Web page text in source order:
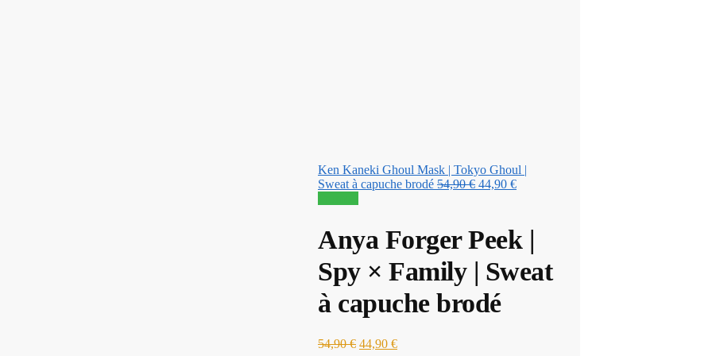
Ken Kaneki Ghoul Mask | Tokyo Ghoul |
Sweat à capuche brodé 54,90€ Le
54,90 €.
44,90 €Le
44,90 €.
Anya Forger Peek |
Spy × Family | Sweat
à capuche brodé
54,90€ Le
44,90 €Le